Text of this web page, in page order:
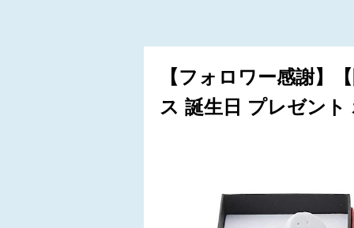
【フォロワー感謝】
ス 誕生日 プレゼント